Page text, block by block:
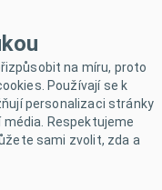
na míru, proto
Používají se k
personalizaci stránky
Respektujeme
sami zvolit, zda a